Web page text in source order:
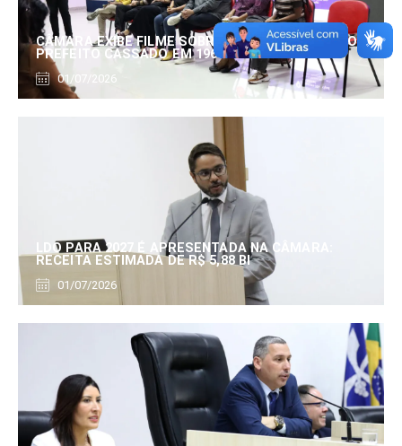
CÂMARA EXIBE FILME SOBRE EDUARDO SERRANO,
PREFEITO CASSADO EM 1960
01/07/2026
LDO PARA 2027 É APRESENTADA NA CÂMARA:
RECEITA ESTIMADA DE R$ 5,88 BI
01/07/2026